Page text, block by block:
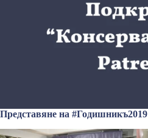
Представяне на #Годишникъ2019